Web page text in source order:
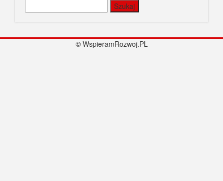
© WspieramRozwoj.PL